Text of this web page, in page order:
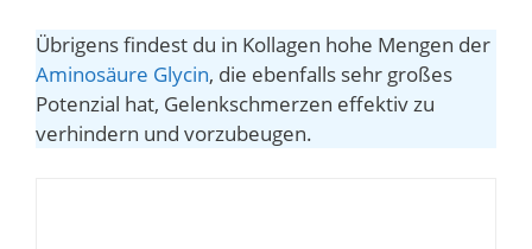
Übrigens findest du in Kollagen hohe Mengen der
Aminosäure Glycin, die ebenfalls sehr großes
Potenzial hat, Gelenkschmerzen effektiv zu
verhindern und vorzubeugen.